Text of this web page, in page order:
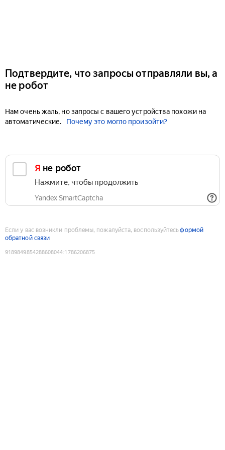
Подтвердите, что запросы отправляли вы, а
не робот
Нам очень жаль, но запросы с вашего устройства похожи на
автоматические.
Почему это могло произойти?
Я не робот
Нажмите, чтобы продолжить
Yandex SmartCaptcha
Если у вас возникли проблемы, пожалуйста, воспользуйтесьформой
обратной связи
9189849854288608044:1786206875